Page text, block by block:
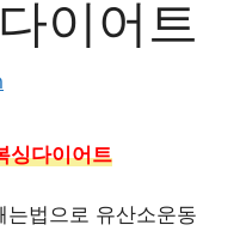
이어트
싱다이어트
법으로 유산소운동